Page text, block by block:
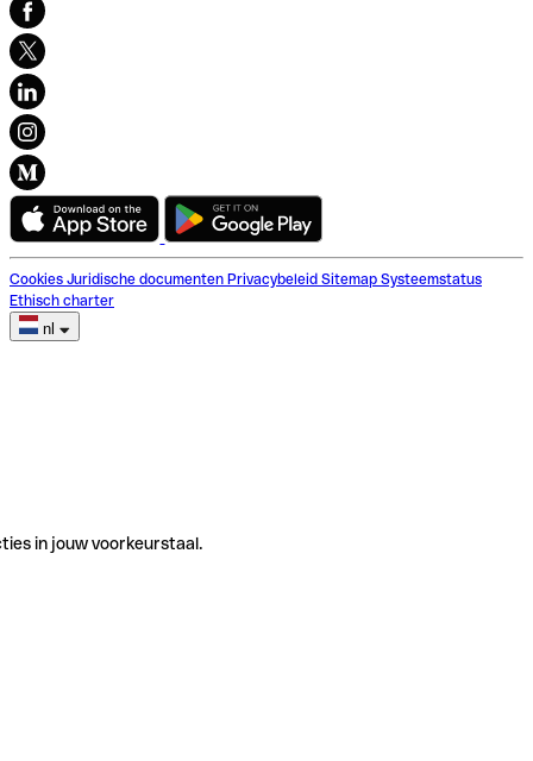
Cookies Juridische documenten Privacybeleid Sitemap Systeemstatus
Ethisch charter
nl
in jouw voorkeurstaal.